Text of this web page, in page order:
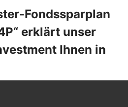
Fondssparplan
erklärt unser
Ihnen in